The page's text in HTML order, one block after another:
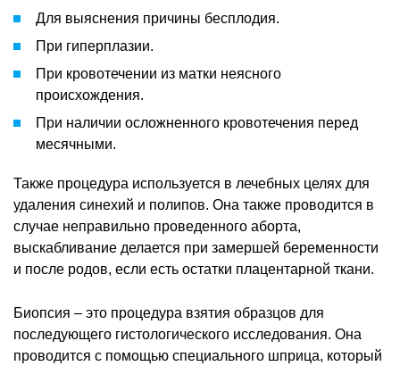
Для выяснения причины бесплодия.
При гиперплазии.
При кровотечении из матки неясного
происхождения.
При наличии осложненного кровотечения перед
месячными.
Также процедура используется в лечебных целях для
удаления синехий и полипов. Она также проводится в
случае неправильно проведенного аборта,
выскабливание делается при замершей беременности
и после родов, если есть остатки плацентарной ткани.
Биопсия – это процедура взятия образцов для
последующего гистологического исследования. Она
проводится с помощью специального шприца, который